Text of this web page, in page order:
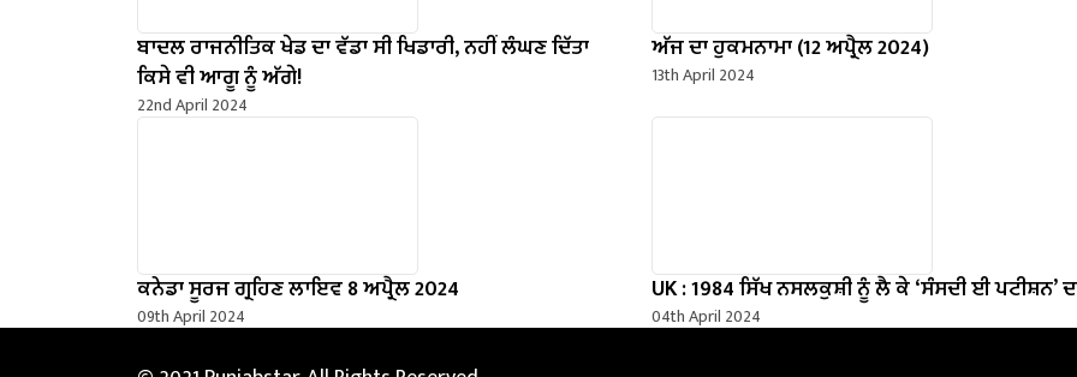
ਬਾਦਲ ਰਾਜਨੀਤਿਕ ਖੇਡ ਦਾ ਵੱਡਾ ਸੀ ਖਿਡਾਰੀ, ਨਹੀਂ ਲੰਘਣ ਦਿੱਤਾ
ਕਿਸੇ ਵੀ ਆਗੂ ਨੂੰ ਅੱਗੇ!
22nd April 2024
ਅੱਜ ਦਾ ਹੁਕਮਨਾਮਾ (12 ਅਪ੍ਰੈਲ 2024)
13th April 2024
ਕਨੇਡਾ ਸੂਰਜ ਗ੍ਰਹਿਣ ਲਾਇਵ 8 ਅਪ੍ਰੈਲ 2024
09th April 2024
UK : 1984 ਸਿੱਖ ਨਸਲਕੁਸ਼ੀ ਨੂੰ ਲੈ ਕੇ ‘ਸੰਸਦੀ ਈ ਪਟੀਸ਼ਨ’
04th April 2024